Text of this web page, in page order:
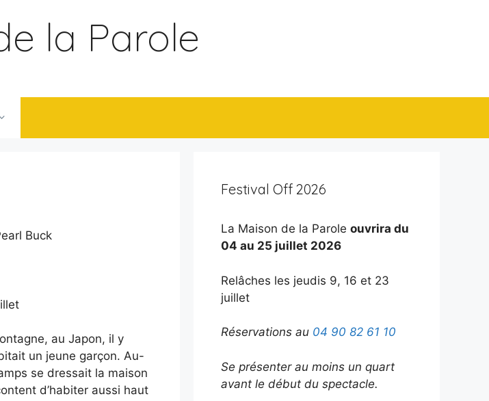
la Parole
Buck
au Japon, il y
un jeune garçon. Au-
se dressait la maison
d’habiter aussi haut
Festival Off 2026
La Maison de la Parole ouvrira du
04 au 25 juillet 2026
Relâches les jeudis 9, 16 et 23
juillet
Réservations au 04 90 82 61 10
Se présenter au moins un quart
avant le début du spectacle.